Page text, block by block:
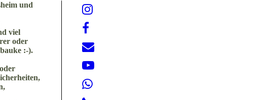
und
viel
oder
:-).